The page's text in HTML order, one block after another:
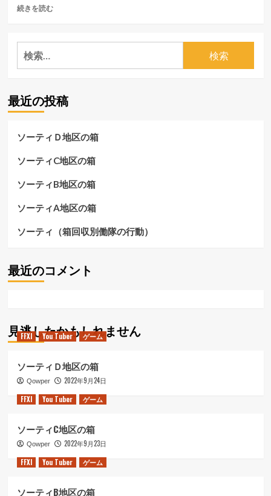
グ
い
読
セ
ン
て
さ
に
む
続きを読むフ
ナ
タ
ジ
１
１・
餅
１
万
個・
乾
圏
ジ
圏
へ
道）
つ
い
ら
に
読
む
検
索:
最近の投稿
ソーティＤ地区の箱
ソーティC地区の箱
ソーティB地区の箱
ソーティA地区の箱
ソーティ（箱回収別働隊の行動）
最近のコメント
見逃したかもしれません
FFXI You Tuber ゲーム
ソーティＤ地区の箱
Qowper
2022年9月24日
FFXI
You Tuber ゲーム
ソーティC地区の箱
Qowper
2022年9月23日
FFXI
You Tuber ゲーム
ソーティB地区の箱